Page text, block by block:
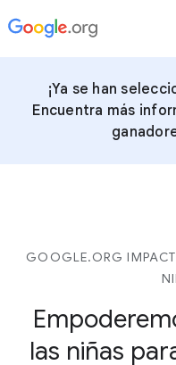
¡Ya se han
Encuentra más
GOOGLE.ORG
las niñas